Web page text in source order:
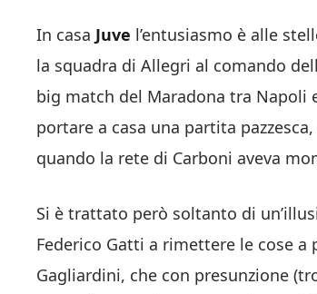
In casa Juve l’entusiasmo è alle
la squadra di Allegri al comando
big match del Maradona tra Napoli
portare a casa una partita
quando la rete di Carboni aveva
Si è trattato però soltanto di
Federico Gatti a rimettere le cose
Gagliardini, che con presunzione